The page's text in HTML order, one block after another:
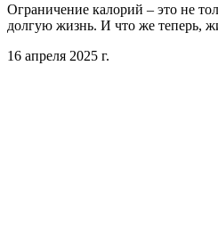
Ограничение калорий – это не
долгую жизнь. И что же теперь,
16 апреля 2025 г.